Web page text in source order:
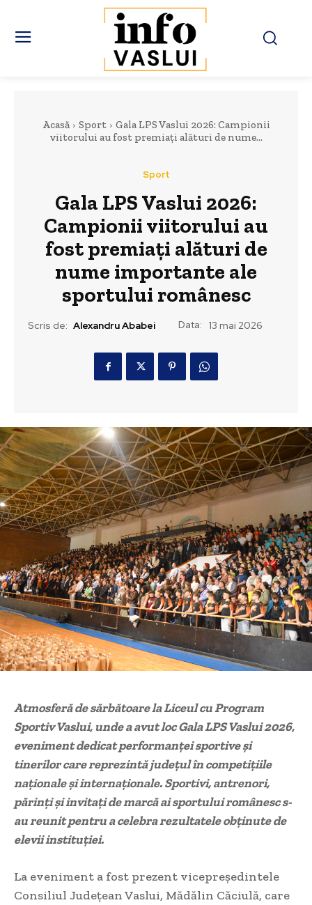
Acasă Sport
Gala LPS Vaslui 2026: Campionii
viitorului au fost premiați alături de nume...
Sport
Gala LPS Vaslui 2026:
Campionii viitorului au
fost premiați alături de
nume importante ale
sportului românesc
Scris de: Alexandru Ababei Data: 13 mai 2026
Atmosferă de sărbătoare la Liceul cu Program
Sportiv Vaslui, unde a avut loc Gala LPS Vaslui 2026,
eveniment dedicat performanței sportive și
tinerilor care reprezintă județul în competițiile
naționale și internaționale. Sportivi, antrenori,
părinți și invitați de marcă ai sportului românesc s-
au reunit pentru a celebra rezultatele obținute de
elevii instituției.
La eveniment a fost prezent vicepreședintele
Consiliul Județean Vaslui, Mădălin Căciulă, care